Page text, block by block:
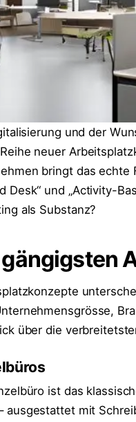
und der
neuer
bringt das echte
Desk“ und „Activity-
als Substanz?
gängigsten
über die
ist das
ausgestattet mit